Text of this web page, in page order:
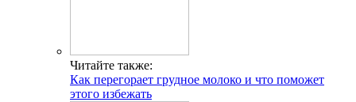
Читайте также:
Как перегорает грудное молоко и что поможет
этого избежать